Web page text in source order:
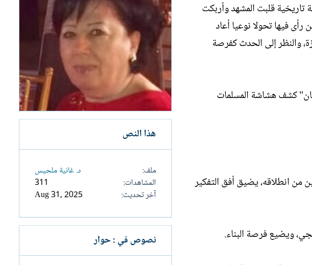
عسكرية عابرة، بل لحظة تاريخية قلبت المشهد وأربكت
فيها تحولا نوعيا أعاد
والنظر إلى الحدث كفرصة
كشف هشاشة المسلمات
انطلاقه، يضيق أفق التفكير
ويضيع فرصة البناء.
هذا النص
ملف
د. غانية ملحيس
المشاهدات
311
آخر تحديث
Aug 31, 2025
نصوص في : حوار